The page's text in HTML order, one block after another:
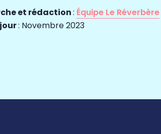
e et rédaction: Équipe Le Réverbère
: Novembre 2023